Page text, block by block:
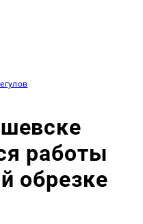
работы
обрезке